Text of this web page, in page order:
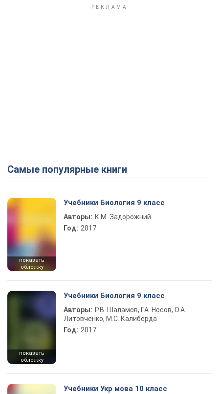
Самые популярные книги
показать
обложку
Учебники Биология 9 класс
Авторы: К.М. Задорожний
Год: 2017
показать
обложку
Учебники Биология 9 класс
Авторы: Р.В. Шаламов, Г.А. Носов, О.А.
Литовченко, М.С. Калиберда
Год: 2017
Учебники Укр мова 10 класс